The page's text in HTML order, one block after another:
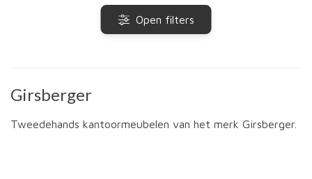
Open filters
Girsberger
Tweedehands kantoormeubelen van het merk Girsberger.